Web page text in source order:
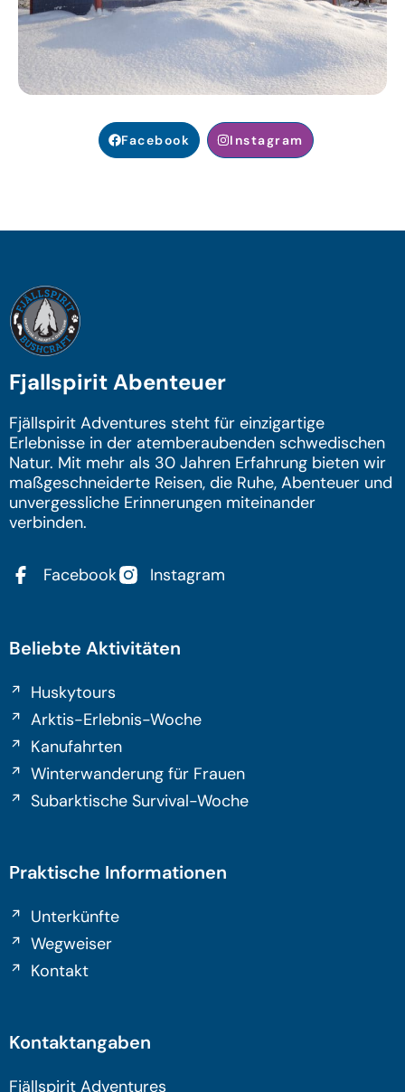
Facebook Instagram
Fjallspirit Abenteuer
Fjällspirit Adventures steht für einzigartige
Erlebnisse in der atemberaubenden schwedischen
Natur. Mit mehr als 30 Jahren Erfahrung bieten wir
maßgeschneiderte Reisen, die Ruhe, Abenteuer und
unvergessliche Erinnerungen miteinander
verbinden.
Facebook Instagram
Beliebte Aktivitäten
Huskytours
Arktis-Erlebnis-Woche
Kanufahrten
Winterwanderung für Frauen
Subarktische Survival-Woche
Praktische Informationen
Unterkünfte
Wegweiser
Kontakt
Kontaktangaben
Fjällspirit Adventures